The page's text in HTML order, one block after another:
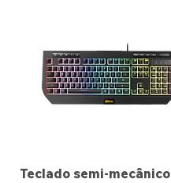
Teclado semi-mecânico